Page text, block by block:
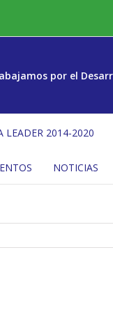
por el
LEADER 2014-2020
NOTICIAS